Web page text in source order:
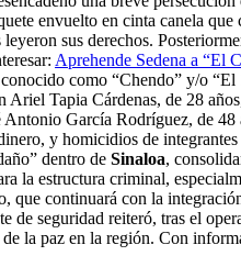
envuelto en cinta canela
sus derechos.
Aprehende Sedena a “El
como “Chendo” y/o
Tapia Cárdenas, de 28
García Rodríguez, de
y homicidios de
dentro de Sinaloa,
la estructura criminal,
continuará con la
seguridad reiteró, tras el
la paz en la región. Con